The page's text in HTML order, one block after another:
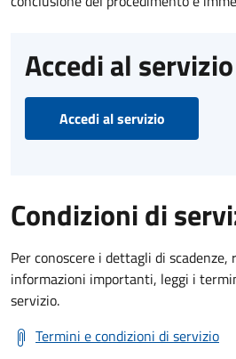
Accedi al servizio
Accedi al servizio
Condizioni di
Per conoscere i dettagli di
informazioni importanti, leggi i
servizio.
Termini e condizioni di servizio